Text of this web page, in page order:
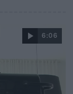
Zdroba
6:06